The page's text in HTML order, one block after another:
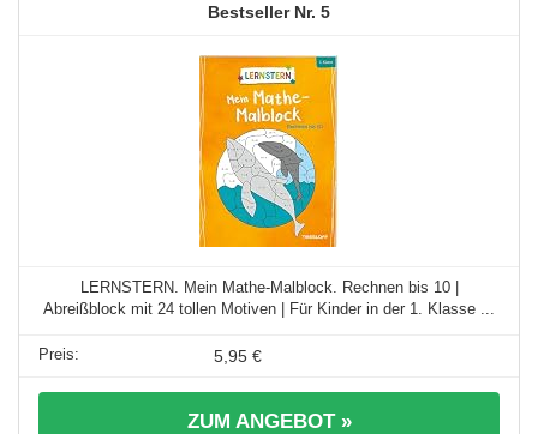
5
LERNSTERN. Mein Mathe-Malblock. Rechnen bis 10 |
Abreißblock mit 24 tollen Motiven | Für Kinder in der 1. Klasse ...
5,95 €
ZUM ANGEBOT »